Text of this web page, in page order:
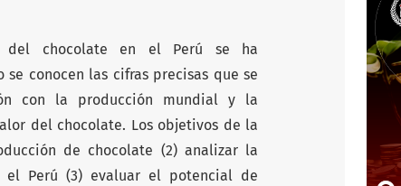
del chocolate en el Perú se ha
conocen las cifras precisas que se
con la producción mundial y la
del chocolate. Los objetivos de la
de chocolate (2) analizar la
el Perú (3) evaluar el potencial de